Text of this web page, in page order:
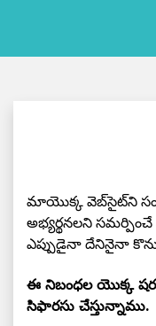
మాయొక్క వెబ్‌సైట్‌ని
అభ్యర్థనలని
ఎప్పుడైనా దేనినైనా
ఈ నిబంధల యొక్క
సిఫారసు చేస్తున్నాము.